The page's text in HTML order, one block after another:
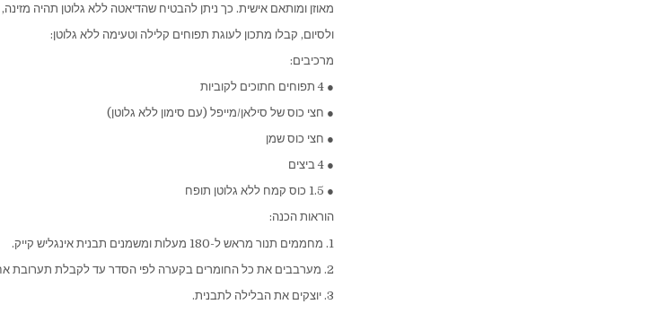
מאוזן ומותאם אישית. כך ניתן להבטיח שהדיאטה ללא גלוטן תהיה
ולסיום, קבלו מתכון לעוגת תפוחים קלילה וטעימה ללא גלוטן:
מרכיבים:
● 4 תפוחים חתוכים לקוביות
● חצי כוס של סילאן/מייפל (עם סימון ללא גלוטן)
● חצי כוס שמן
● 4 ביצים
● 1.5 כוס קמח ללא גלוטן תופח
הוראות הכנה:
1. מחממים תנור מראש ל-180 מעלות ומשמנים תבנית אינגליש קייק.
2. מערבבים את כל החומרים בקערה לפי הסדר עד לקבלת תערובת אחידה.
3. יוצקים את הבלילה לתבנית.